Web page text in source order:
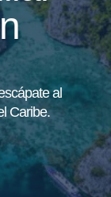
al
Caribe.